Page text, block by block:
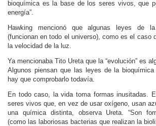
bioquímica es la base de los seres vivos, que
energía”.
Hawking mencionó que algunas leyes de
(funcionan en todo el universo), como es el caso
la velocidad de la luz.
Ya mencionaba Tito Ureta que la “evolución” es
Algunos piensan que las leyes de la
hay que comprobarlo todavía.
En todo caso, la vida toma formas inusitadas.
seres vivos que, en vez de usar oxígeno, usan
una química distinta, observa Ureta. “Son
(como las laboriosas bacterias que realizan la